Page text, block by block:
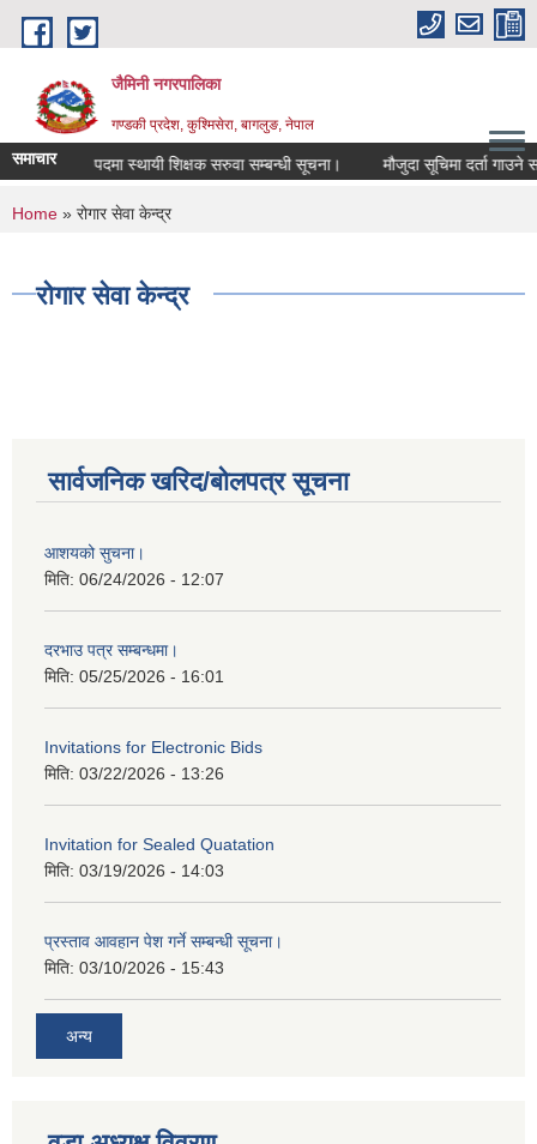
Skip to main content
जैमिनी नगरपालिका
गण्डकी प्रदेश, कुश्मिसेरा, बागलुङ, नेपाल
समाचाररिक्त पदमा स्थायी शिक्षक सरुवा सम्बन्धी सूचना। मौजुदा सूचिमा दर्ता गाउने
You are here
Home » रोगार सेवा केन्द्र
रोगार सेवा केन्द्र
सार्वजनिक खरिद/बोलपत्र सूचना
आशयको सुचना।
मिति: 06/24/2026 - 12:07
दरभाउ पत्र सम्बन्धमा।
मिति: 05/25/2026 - 16:01
Invitations for Electronic Bids
मिति: 03/22/2026 - 13:26
Invitation for Sealed Quatation
मिति: 03/19/2026 - 14:03
प्रस्ताव आवहान पेश गर्ने सम्बन्धी सूचना।
मिति: 03/10/2026 - 15:43
अन्य